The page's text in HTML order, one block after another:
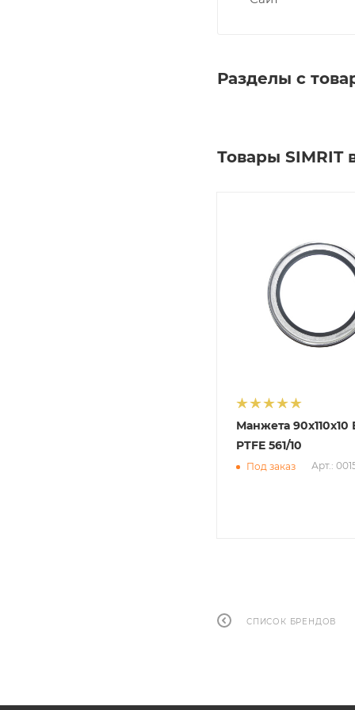
Разделы с
Товары SIMRIT
Манжета 90х110х10
PTFE 561/10
Под заказ Арт.:
СПИСОК БРЕНДОВ